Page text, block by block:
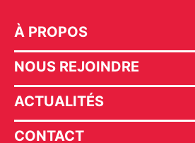
À PROPOS
NOUS REJOINDRE
ACTUALITÉS
CONTACT